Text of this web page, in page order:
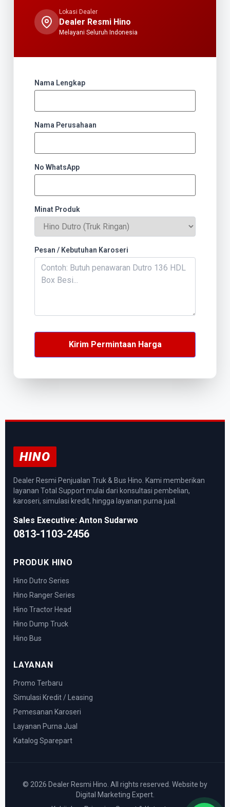
Lokasi Dealer
Dealer Resmi Hino
Melayani Seluruh Indonesia
Nama Lengkap
Nama Perusahaan
No WhatsApp
Minat Produk
Pesan / Kebutuhan Karoseri
Kirim Permintaan Harga
HINO
Dealer Resmi Penjualan Truk & Bus Hino. Kami memberikan
layanan Total Support mulai dari konsultasi pembelian,
karoseri, simulasi kredit, hingga layanan purna jual.
Sales Executive: Anton Sudarwo
0813-1103-2456
PRODUK HINO
Hino Dutro Series
Hino Ranger Series
Hino Tractor Head
Hino Dump Truck
Hino Bus
LAYANAN
Promo Terbaru
Simulasi Kredit / Leasing
Pemesanan Karoseri
Layanan Purna Jual
Katalog Sparepart
© 2026 Dealer Resmi Hino. All rights reserved. Website by
Digital Marketing Expert.